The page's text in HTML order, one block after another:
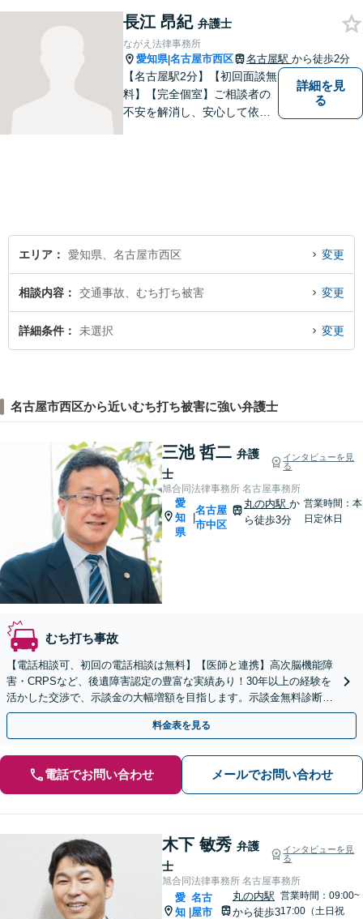
い。
長江 昂紀 弁護士
ながえ法律事務所
愛知県|名古屋市西区 名古屋駅 から徒歩2分
【名古屋駅2分】【初回面談無
料】【完全個室】ご相談者の
不安を解消し、安心して依頼
詳細を見
る
エリア 愛知県、名古屋市西区 変更
相談内容 交通事故、むち打ち被害 変更
詳細条件 未選択 変更
名古屋市西区から近いむち打ち被害に強い弁護士
三池 哲二 弁護
士
インタビューを見
る
旭合同法律事務所 名古屋事務所
愛
知
県
|
名古屋
市中区
丸の内駅か
ら徒歩3分
営業時間：本
日定休日
むち打ち事故
【電話相談可、初回の電話相談は無料】【医師と連携】高次脳機能障
害・CRPSなど、後遺障害認定の豊富な実績あり！30年以上の経験を
活かした交渉で、示談金の大幅増額を目指します。示談金無料診断サ
ービスあり【夜間休日対応】【丸の内駅3分】
料金表を見る
電話でお問い合わせ メールでお問い合わせ
木下 敏秀 弁護
士
インタビューを見
る
旭合同法律事務所 名古屋事務所
愛
知
名古
屋市
丸の内駅
から徒歩3
営業時間：09:00~
17:00（土日祝